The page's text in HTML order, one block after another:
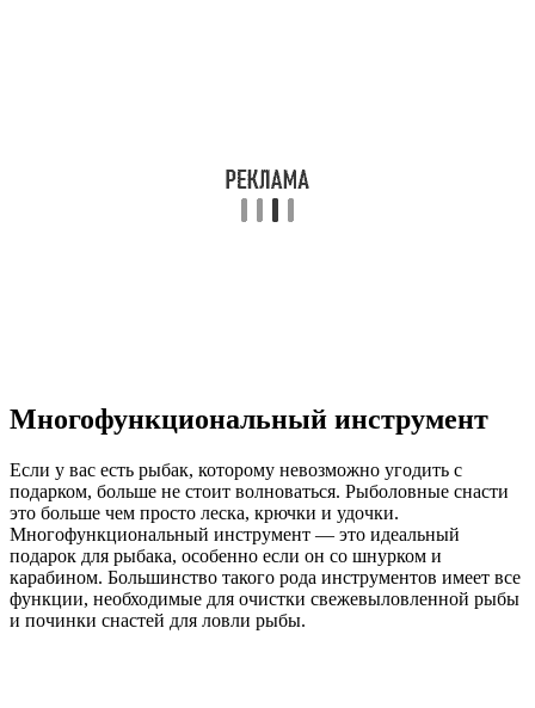
Многофункциональный инструмент
Если у вас есть рыбак, которому невозможно угодить с
подарком, больше не стоит волноваться. Рыболовные снасти
это больше чем просто леска, крючки и удочки.
Многофункциональный инструмент — это идеальный
подарок для рыбака, особенно если он со шнурком и
карабином. Большинство такого рода инструментов имеет все
функции, необходимые для очистки свежевыловленной рыбы
и починки снастей для ловли рыбы.